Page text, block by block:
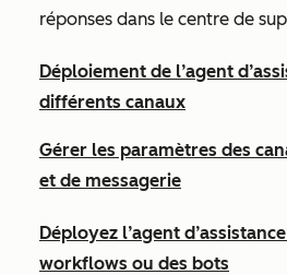
réponses dans le centre de
Déploiement de l’agent
différents canaux
Gérer les paramètres des
et de messagerie
Déployez l’agent
workflows ou des bots